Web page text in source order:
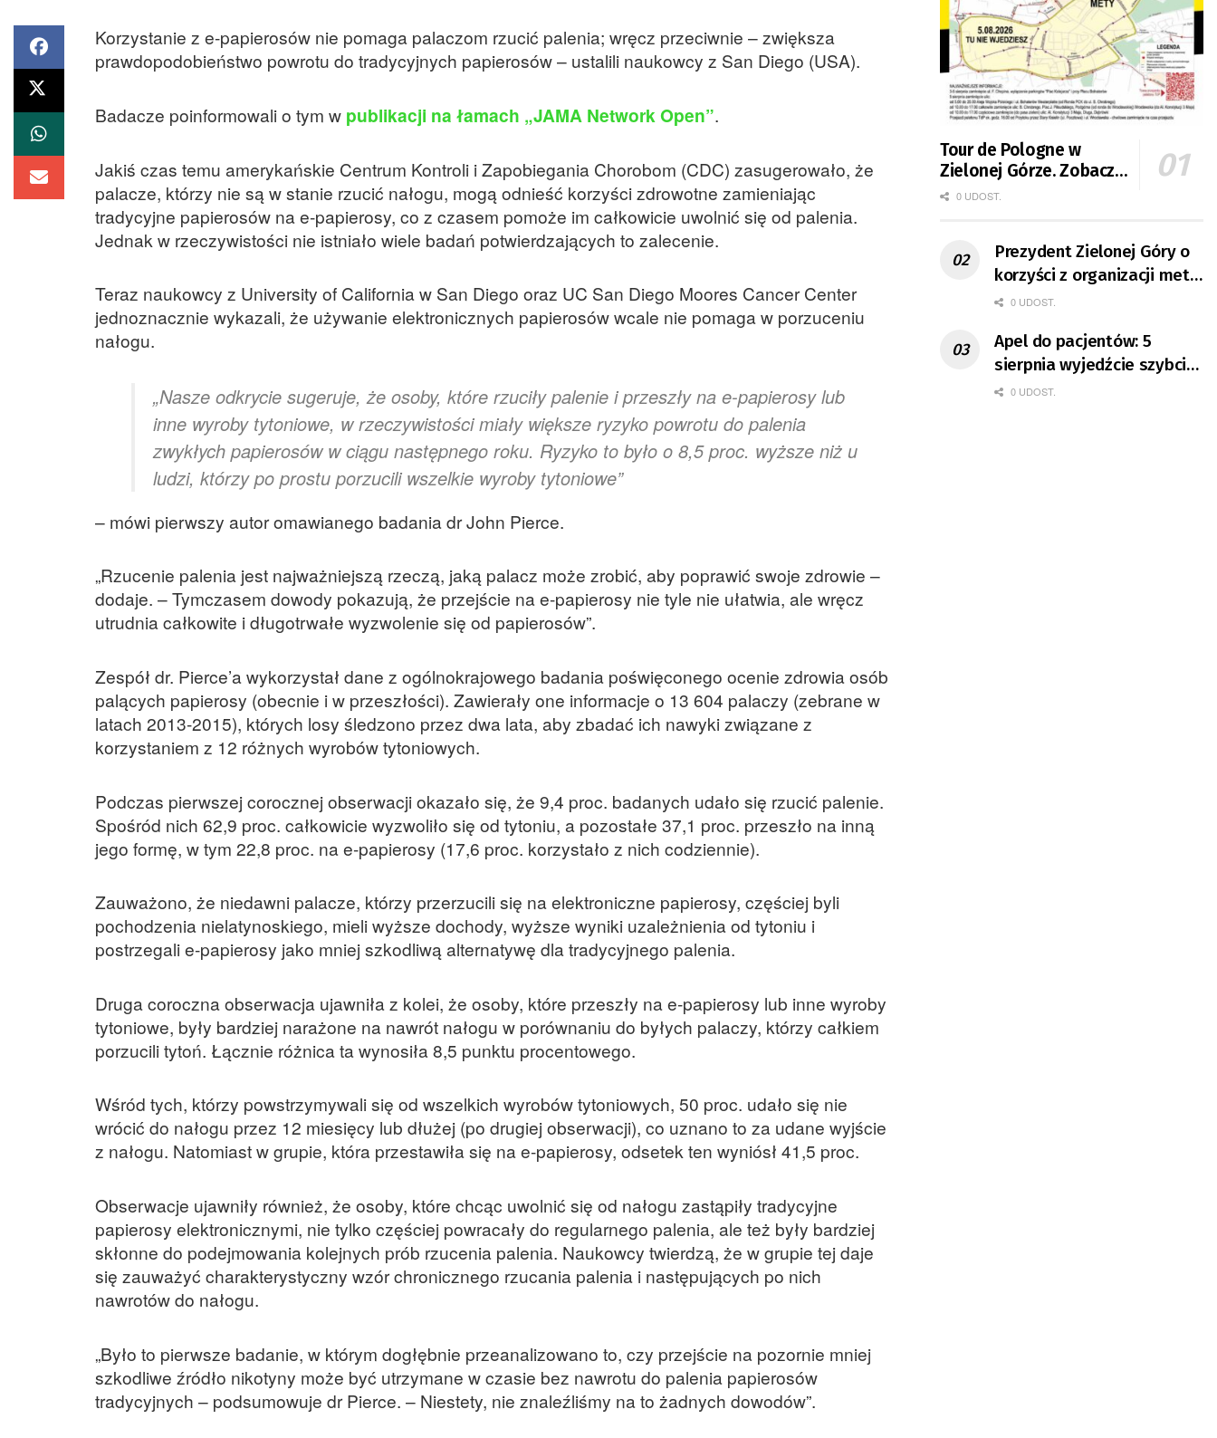
Korzystanie z e-papierosów nie pomaga palaczom rzucić palenia; wręcz przeciwnie – zwiększa
prawdopodobieństwo powrotu do tradycyjnych papierosów – ustalili naukowcy z San Diego (USA).
Badacze poinformowali o tym w publikacji na łamach „JAMA Network Open”.
Jakiś czas temu amerykańskie Centrum Kontroli i Zapobiegania Chorobom (CDC) zasugerowało, że
palacze, którzy nie są w stanie rzucić nałogu, mogą odnieść korzyści zdrowotne zamieniając
tradycyjne papierosów na e-papierosy, co z czasem pomoże im całkowicie uwolnić się od palenia.
Jednak w rzeczywistości nie istniało wiele badań potwierdzających to zalecenie.
Teraz naukowcy z University of California w San Diego oraz UC San Diego Moores Cancer Center
jednoznacznie wykazali, że używanie elektronicznych papierosów wcale nie pomaga w porzuceniu
nałogu.
„Nasze odkrycie sugeruje, że osoby, które rzuciły palenie i przeszły na e-papierosy lub
inne wyroby tytoniowe, w rzeczywistości miały większe ryzyko powrotu do palenia
zwykłych papierosów w ciągu następnego roku. Ryzyko to było o 8,5 proc. wyższe niż u
ludzi, którzy po prostu porzucili wszelkie wyroby tytoniowe”
– mówi pierwszy autor omawianego badania dr John Pierce.
„Rzucenie palenia jest najważniejszą rzeczą, jaką palacz może zrobić, aby poprawić swoje zdrowie –
dodaje. – Tymczasem dowody pokazują, że przejście na e-papierosy nie tyle nie ułatwia, ale wręcz
utrudnia całkowite i długotrwałe wyzwolenie się od papierosów”.
Zespół dr. Pierce’a wykorzystał dane z ogólnokrajowego badania poświęconego ocenie zdrowia osób
palących papierosy (obecnie i w przeszłości). Zawierały one informacje o 13 604 palaczy (zebrane w
latach 2013-2015), których losy śledzono przez dwa lata, aby zbadać ich nawyki związane z
korzystaniem z 12 różnych wyrobów tytoniowych.
Podczas pierwszej corocznej obserwacji okazało się, że 9,4 proc. badanych udało się rzucić palenie.
Spośród nich 62,9 proc. całkowicie wyzwoliło się od tytoniu, a pozostałe 37,1 proc. przeszło na inną
jego formę, w tym 22,8 proc. na e-papierosy (17,6 proc. korzystało z nich codziennie).
Zauważono, że niedawni palacze, którzy przerzucili się na elektroniczne papierosy, częściej byli
pochodzenia nielatynoskiego, mieli wyższe dochody, wyższe wyniki uzależnienia od tytoniu i
postrzegali e-papierosy jako mniej szkodliwą alternatywę dla tradycyjnego palenia.
Druga coroczna obserwacja ujawniła z kolei, że osoby, które przeszły na e-papierosy lub inne wyroby
tytoniowe, były bardziej narażone na nawrót nałogu w porównaniu do byłych palaczy, którzy całkiem
porzucili tytoń. Łącznie różnica ta wynosiła 8,5 punktu procentowego.
Wśród tych, którzy powstrzymywali się od wszelkich wyrobów tytoniowych, 50 proc. udało się nie
wrócić do nałogu przez 12 miesięcy lub dłużej (po drugiej obserwacji), co uznano to za udane wyjście
z nałogu. Natomiast w grupie, która przestawiła się na e-papierosy, odsetek ten wyniósł 41,5 proc.
Obserwacje ujawniły również, że osoby, które chcąc uwolnić się od nałogu zastąpiły tradycyjne
papierosy elektronicznymi, nie tylko częściej powracały do regularnego palenia, ale też były bardziej
skłonne do podejmowania kolejnych prób rzucenia palenia. Naukowcy twierdzą, że w grupie tej daje
się zauważyć charakterystyczny wzór chronicznego rzucania palenia i następujących po nich
nawrotów do nałogu.
„Było to pierwsze badanie, w którym dogłębnie przeanalizowano to, czy przejście na pozornie mniej
szkodliwe źródło nikotyny może być utrzymane w czasie bez nawrotu do palenia papierosów
tradycyjnych – podsumowuje dr Pierce. – Niestety, nie znaleźliśmy na to żadnych dowodów”.
Tour de Pologne w
Zielonej Górze. Zobacz
zmiany w organizacji
0 UDOST.
Prezydent Zielonej Góry o
korzyści z organizacji mety
Tour de Pologne
0 UDOST.
Apel do pacjentów: 5
sierpnia wyjedźcie szybciej
z domów
0 UDOST.